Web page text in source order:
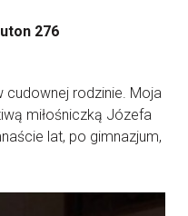
276
cudownej rodzinie. Moja
miłośniczką Józefa
lat, po gimnazjum,